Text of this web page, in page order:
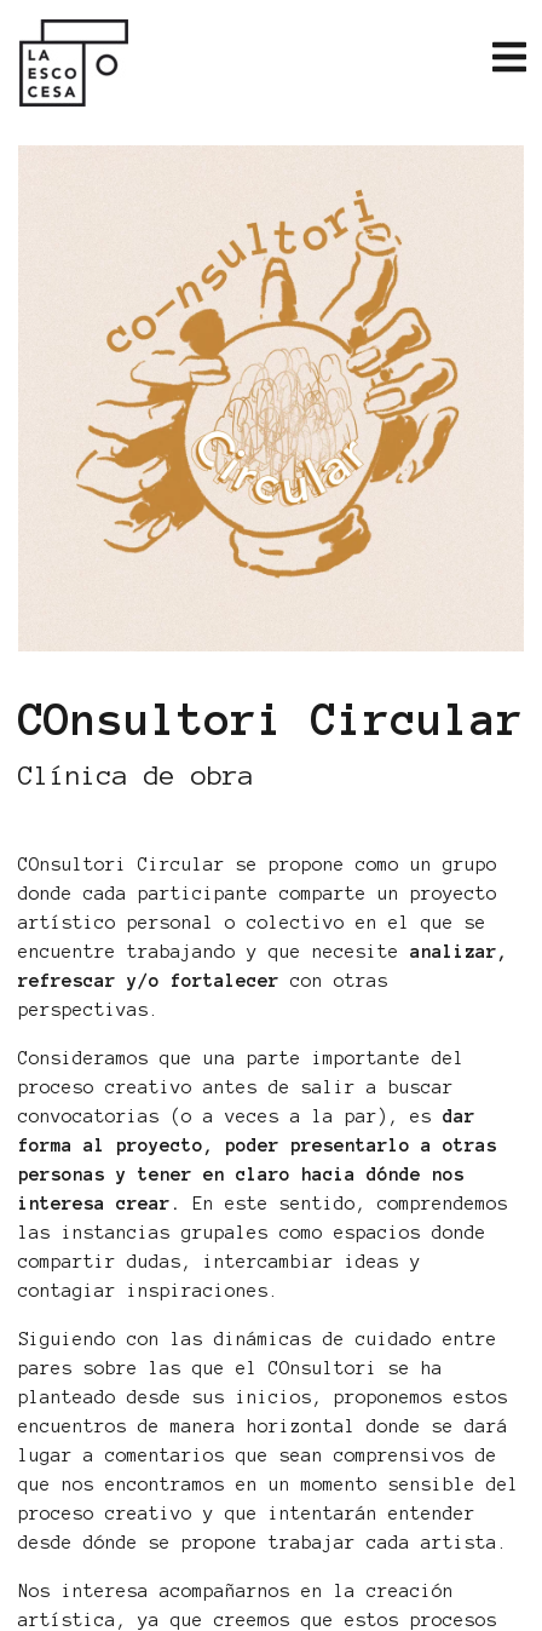
COnsultori Circular
Clínica de obra
COnsultori Circular se propone como un grupo
donde cada participante comparte un proyecto
artístico personal o colectivo en el que se
encuentre trabajando y que necesite analizar,
refrescar y/o fortalecer con otras
perspectivas.
Consideramos que una parte importante del
proceso creativo antes de salir a buscar
convocatorias (o a veces a la par), es dar
forma al proyecto, poder presentarlo a otras
personas y tener en claro hacia dónde nos
interesa crear.
En este sentido, comprendemos
las instancias grupales como espacios donde
compartir dudas, intercambiar ideas y
contagiar inspiraciones.
Siguiendo con las dinámicas de cuidado entre
pares sobre las que el COnsultori se ha
planteado desde sus inicios, proponemos estos
encuentros de manera horizontal donde se dará
lugar a comentarios que sean comprensivos de
que nos encontramos en un momento sensible del
proceso creativo y que intentarán entender
desde dónde se propone trabajar cada artista.
Nos interesa acompañarnos en la creación
artística, ya que creemos que estos procesos